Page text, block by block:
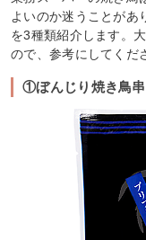
よいのか迷うことがあ
を3種類紹介します。
ので、参考にしてくだ
①ぼんじり焼き鳥串